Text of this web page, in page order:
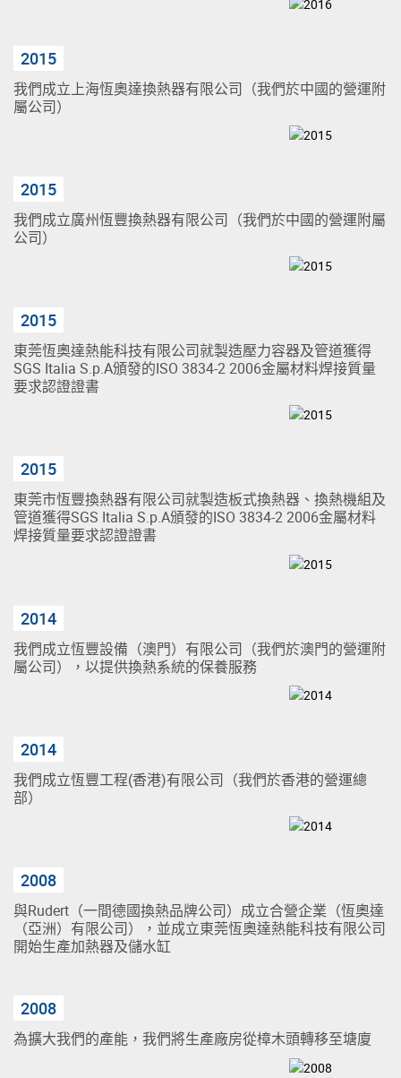
2015
我們成立上海恆奧達換熱器有限公司（我們於中國的營運附
屬公司）
2015
我們成立廣州恆豐換熱器有限公司（我們於中國的營運附屬
公司）
2015
東莞恆奧達熱能科技有限公司就製造壓力容器及管道獲得
SGS Italia S.p.A頒發的ISO 3834-2 2006金屬材料焊接質量
要求認證證書
2015
東莞市恆豐換熱器有限公司就製造板式換熱器、換熱機組及
管道獲得SGS Italia S.p.A頒發的ISO 3834-2 2006金屬材料
焊接質量要求認證證書
2014
我們成立恆豐設備（澳門）有限公司（我們於澳門的營運附
屬公司），以提供換熱系統的保養服務
2014
我們成立恆豐工程(香港)有限公司（我們於香港的營運總
部）
2008
與Rudert（一間德國換熱品牌公司）成立合營企業（恆奧達
（亞洲）有限公司），並成立東莞恆奧達熱能科技有限公司
開始生產加熱器及儲水缸
2008
為擴大我們的產能，我們將生產廠房從樟木頭轉移至塘廈